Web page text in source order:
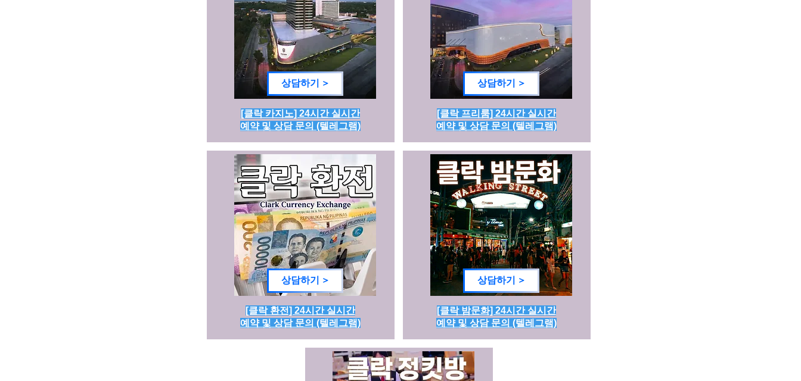
상담하기 >
[클락 카지노] 24시간 실시간
예약 및 상담 문의 (텔레그램)
상담하기 >
[클락 환전] 24시간 실시간
예약 및 상담 문의 (텔레그램)
상담하기 >
[클락 프리룸] 24시간 실시간
예약 및 상담 문의 (텔레그램)
상담하기 >
[클락 밤문화] 24시간 실시간
예약 및 상담 문의 (텔레그램)